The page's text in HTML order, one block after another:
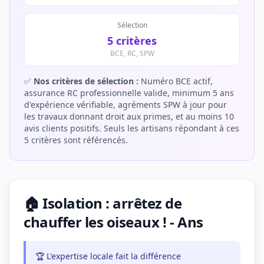
Sélection
5 critères
BCE, RC, SPW
✅ Nos critères de sélection : Numéro BCE actif,
assurance RC professionnelle valide, minimum 5 ans
d'expérience vérifiable, agréments SPW à jour pour
les travaux donnant droit aux primes, et au moins 10
avis clients positifs. Seuls les artisans répondant à ces
5 critères sont référencés.
🏠 Isolation : arrêtez de
chauffer les oiseaux ! - Ans
🏆 L'expertise locale fait la différence